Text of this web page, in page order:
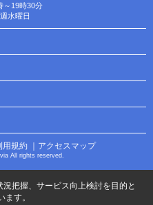
～19時30分
水曜日
用規約 ｜アクセスマップ
All rights reserved.
把握、サービス向上検討を目的と
す。